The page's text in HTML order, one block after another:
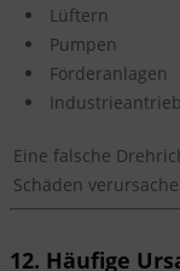
Lüftern
Pumpen
Förderanlagen
Eine falsche
Schäden
12. Häufige